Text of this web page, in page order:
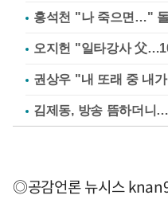
홍석천 "나 죽으면…"
오지헌 "일타강사 父
권상우 "내 또래 중 내
김제동, 방송 뜸하더니
◎공감언론 뉴시스